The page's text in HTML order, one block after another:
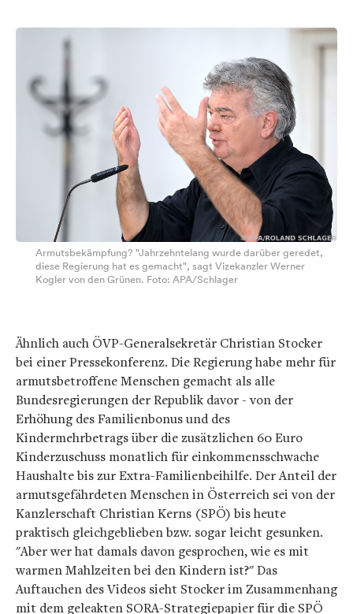
Armutsbekämpfung? "Jahrzehntelang wurde darüber geredet,
diese Regierung hat es gemacht", sagt Vizekanzler Werner
Kogler von den Grünen. Foto: APA/Schlager
Ähnlich auch ÖVP-Generalsekretär Christian Stocker
bei einer Pressekonferenz. Die Regierung habe mehr für
armutsbetroffene Menschen gemacht als alle
Bundesregierungen der Republik davor - von der
Erhöhung des Familienbonus und des
Kindermehrbetrags über die zusätzlichen 60 Euro
Kinderzuschuss monatlich für einkommensschwache
Haushalte bis zur Extra-Familienbeihilfe. Der Anteil der
armutsgefährdeten Menschen in Österreich sei von der
Kanzlerschaft Christian Kerns (SPÖ) bis heute
praktisch gleichgeblieben bzw. sogar leicht gesunken.
"Aber wer hat damals davon gesprochen, wie es mit
warmen Mahlzeiten bei den Kindern ist?" Das
Auftauchen des Videos sieht Stocker im Zusammenhang
mit dem geleakten SORA-Strategiepapier für die SPÖ